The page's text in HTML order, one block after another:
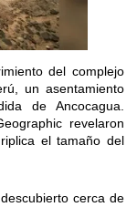
del complejo
un asentamiento
de Ancocagua.
revelaron
el tamaño del
cerca de